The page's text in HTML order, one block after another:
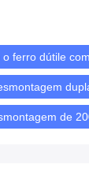
ferro dútile
de